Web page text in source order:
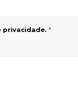
privacidade. *